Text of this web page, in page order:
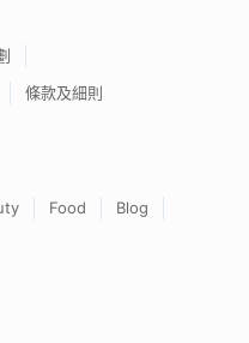
條款及細則
Food
Blog